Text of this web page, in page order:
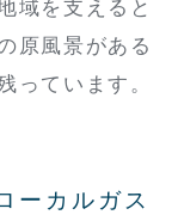
域を支えると
原風景がある
っています。
ーカルガス